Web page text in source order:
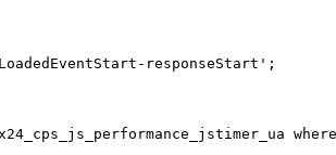
responseStart';